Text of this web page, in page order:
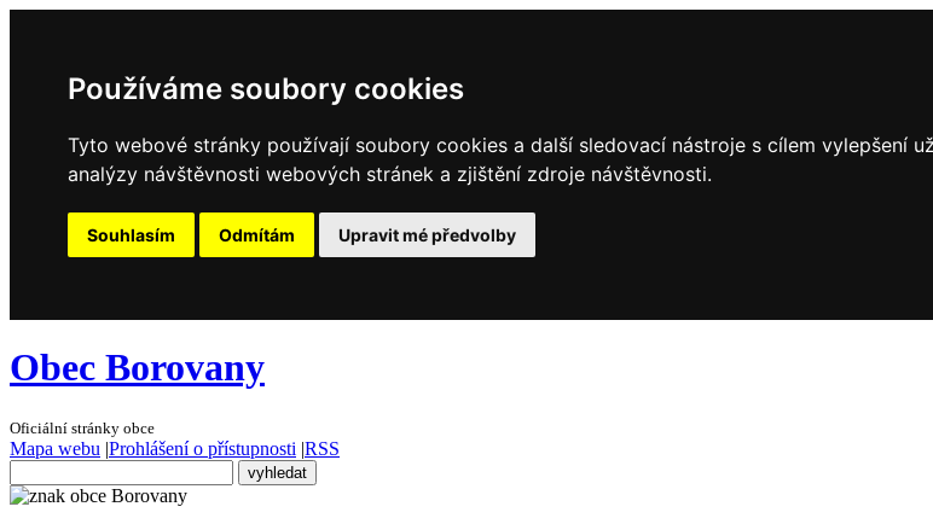
Používáme soubory cookies
Tyto webové stránky používají soubory cookies a další sledovací nástroje s cílem vylepšení
analýzy návštěvnosti webových stránek a zjištění zdroje návštěvnosti.
Souhlasím Odmítám Upravit mé předvolby
Obec Borovany
Oficiální stránky obce
Mapa webu |Prohlášení o přístupnosti |RSS